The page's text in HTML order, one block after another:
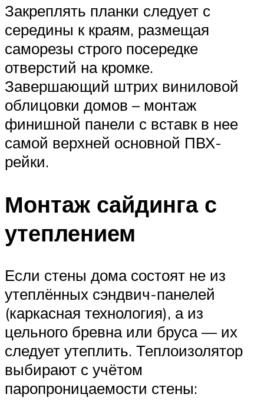
Закреплять планки следует с
середины к краям, размещая
саморезы строго посередке
отверстий на кромке.
Завершающий штрих виниловой
облицовки домов – монтаж
финишной панели с вставк в нее
самой верхней основной ПВХ-
рейки.
Монтаж сайдинга с
утеплением
Если стены дома состоят не из
утеплённых сэндвич-панелей
(каркасная технология), а из
цельного бревна или бруса — их
следует утеплить. Теплоизолятор
выбирают с учётом
паропроницаемости стены: